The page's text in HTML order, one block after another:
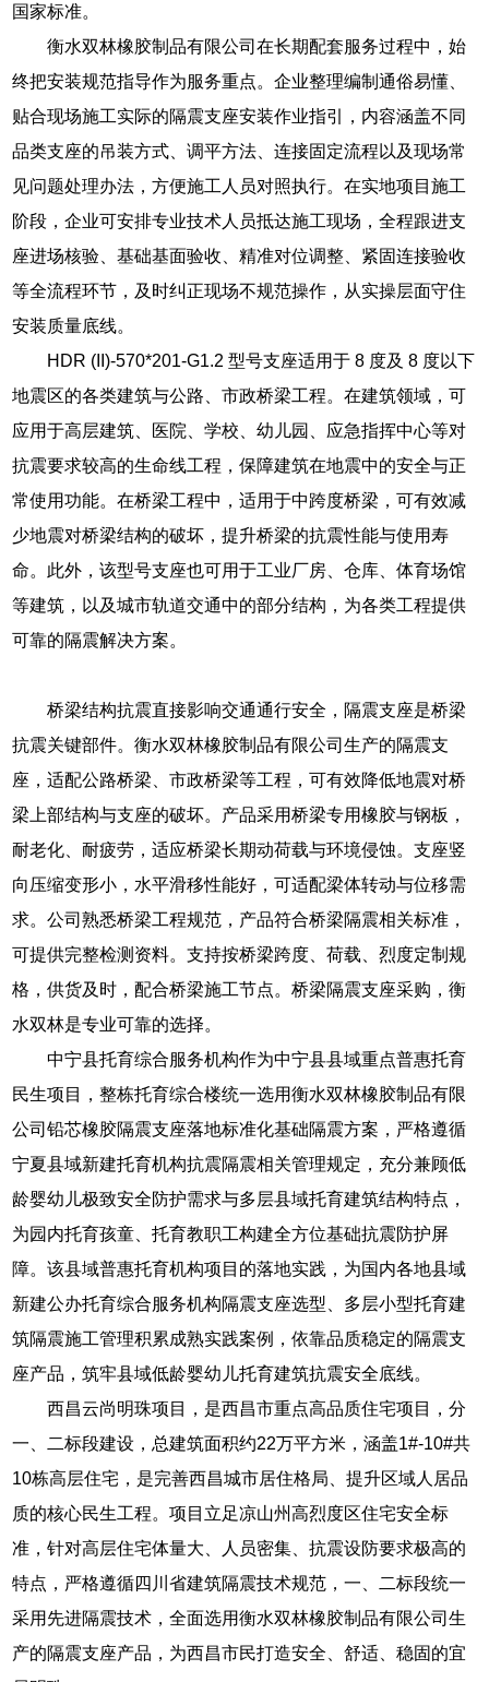
国家标准。
衡水双林橡胶制品有限公司在长期配套服务过程中，始
终把安装规范指导作为服务重点。企业整理编制通俗易懂、
贴合现场施工实际的隔震支座安装作业指引，内容涵盖不同
品类支座的吊装方式、调平方法、连接固定流程以及现场常
见问题处理办法，方便施工人员对照执行。在实地项目施工
阶段，企业可安排专业技术人员抵达施工现场，全程跟进支
座进场核验、基础基面验收、精准对位调整、紧固连接验收
等全流程环节，及时纠正现场不规范操作，从实操层面守住
安装质量底线。
HDR (II)-570*201-G1.2 型号支座适用于 8 度及 8 度以下
地震区的各类建筑与公路、市政桥梁工程。在建筑领域，可
应用于高层建筑、医院、学校、幼儿园、应急指挥中心等对
抗震要求较高的生命线工程，保障建筑在地震中的安全与正
常使用功能。在桥梁工程中，适用于中跨度桥梁，可有效减
少地震对桥梁结构的破坏，提升桥梁的抗震性能与使用寿
命。此外，该型号支座也可用于工业厂房、仓库、体育场馆
等建筑，以及城市轨道交通中的部分结构，为各类工程提供
可靠的隔震解决方案。
桥梁结构抗震直接影响交通通行安全，隔震支座是桥梁
抗震关键部件。衡水双林橡胶制品有限公司生产的隔震支
座，适配公路桥梁、市政桥梁等工程，可有效降低地震对桥
梁上部结构与支座的破坏。产品采用桥梁专用橡胶与钢板，
耐老化、耐疲劳，适应桥梁长期动荷载与环境侵蚀。支座竖
向压缩变形小，水平滑移性能好，可适配梁体转动与位移需
求。公司熟悉桥梁工程规范，产品符合桥梁隔震相关标准，
可提供完整检测资料。支持按桥梁跨度、荷载、烈度定制规
格，供货及时，配合桥梁施工节点。桥梁隔震支座采购，衡
水双林是专业可靠的选择。
中宁县托育综合服务机构作为中宁县县域重点普惠托育
民生项目，整栋托育综合楼统一选用衡水双林橡胶制品有限
公司铅芯橡胶隔震支座落地标准化基础隔震方案，严格遵循
宁夏县域新建托育机构抗震隔震相关管理规定，充分兼顾低
龄婴幼儿极致安全防护需求与多层县域托育建筑结构特点，
为园内托育孩童、托育教职工构建全方位基础抗震防护屏
障。该县域普惠托育机构项目的落地实践，为国内各地县域
新建公办托育综合服务机构隔震支座选型、多层小型托育建
筑隔震施工管理积累成熟实践案例，依靠品质稳定的隔震支
座产品，筑牢县域低龄婴幼儿托育建筑抗震安全底线。
西昌云尚明珠项目，是西昌市重点高品质住宅项目，分
一、二标段建设，总建筑面积约22万平方米，涵盖1#-10#共
10栋高层住宅，是完善西昌城市居住格局、提升区域人居品
质的核心民生工程。项目立足凉山州高烈度区住宅安全标
准，针对高层住宅体量大、人员密集、抗震设防要求极高的
特点，严格遵循四川省建筑隔震技术规范，一、二标段统一
采用先进隔震技术，全面选用衡水双林橡胶制品有限公司生
产的隔震支座产品，为西昌市民打造安全、舒适、稳固的宜